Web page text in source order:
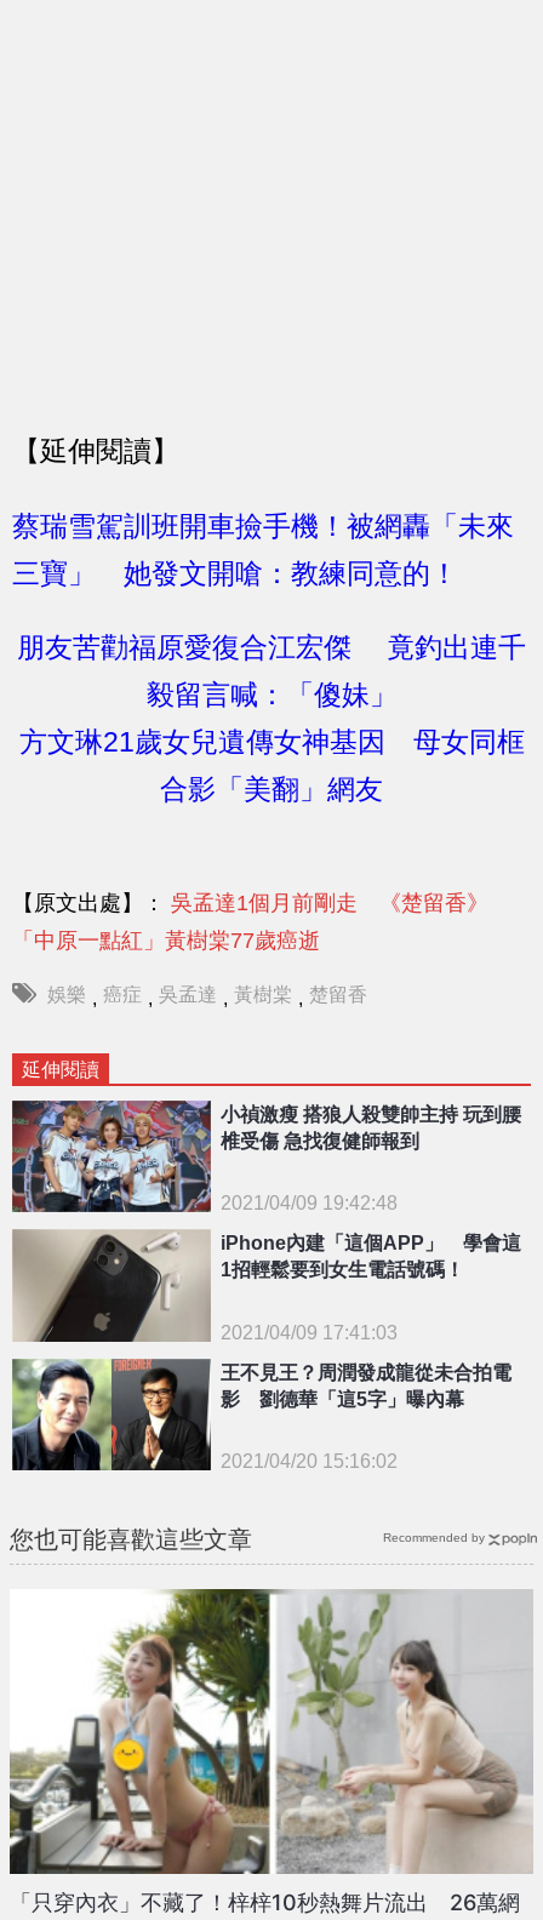
【延伸閱讀】
蔡瑞雪駕訓班開車撿手機！被網轟「未來
三寶」 她發文開嗆：教練同意的！
朋友苦勸福原愛復合江宏傑 竟釣出連千
毅留言喊：「傻妹」
方文琳21歲女兒遺傳女神基因 母女同框
合影「美翻」網友
【原文出處】：
吳孟達1個月前剛走 《楚留香》
「中原一點紅」黃樹棠77歲癌逝
娛樂 , 癌症 , 吳孟達 , 黃樹棠 , 楚留香
延伸閱讀
{PLAYICON}
小禎激瘦 搭狼人殺雙帥主持 玩到腰
椎受傷 急找復健師報到
2021/04/09 19:42:48
{PLAYICON}
iPhone內建「這個APP」 學會這
1招輕鬆要到女生電話號碼！
2021/04/09 17:41:03
王不見王？周潤發成龍從未合拍電
影 劉德華「這5字」曝內幕
2021/04/20 15:16:02
您也可能喜歡這些文章
「只穿內衣」不藏了！梓梓10秒熱舞片流出 26萬網
Recommended by